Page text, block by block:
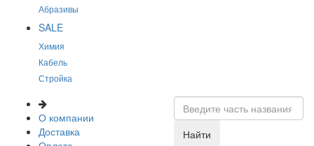
Абразивы
SALE
Химия
Кабель
Стройка
О компании
Доставка
Найти